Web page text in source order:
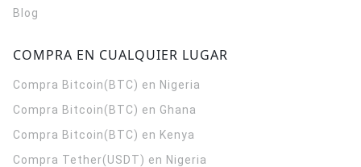
Blog
COMPRA EN CUALQUIER LUGAR
Compra Bitcoin(BTC) en Nigeria
Compra Bitcoin(BTC) en Ghana
Compra Bitcoin(BTC) en Kenya
Compra Tether(USDT) en Nigeria